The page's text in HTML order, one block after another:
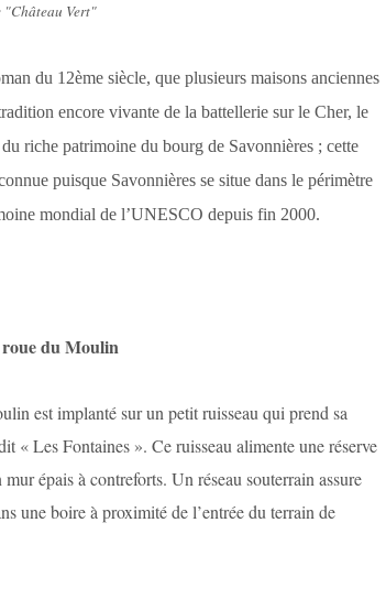
Vert"
du 12ème siècle, que plusieurs maisons anciennes
encore vivante de la battellerie sur le Cher, le
riche patrimoine du bourg de Savonnières ; cette
puisque Savonnières se situe dans le périmètre
mondial de l’UNESCO depuis fin 2000.
du Moulin
est implanté sur un petit ruisseau qui prend sa
« Les Fontaines ». Ce ruisseau alimente une réserve
épais à contreforts. Un réseau souterrain assure
une boire à proximité de l’entrée du terrain de